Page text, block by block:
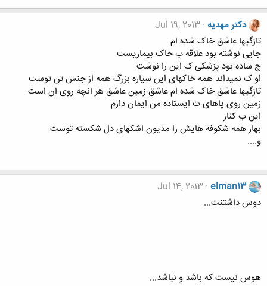
دکتر مهدیه Jul 19, 2013
تازگیها عاشق خاک شده ام
جایی نوشته بود علاقه ب خاک بیماریست
چ ساده بود پزشکی ک این را نوشت
او ک نمیداند همه خاکهای این سیاره بزرگ همه از جنس تن توست
تازگیها عاشق خاک شده ام عاشق زمین عاشق هر انچه روی ان است
زمین روی پاهای ت ایستاده من ایمان دارم
این ب کنار
بهار همه شکوفه هایش را مدیون اشکهای دل شکسته توست
و....
elman13
Jul 14, 2013
دوس داشتنت...
هوس نیست که باشد و نباشد...